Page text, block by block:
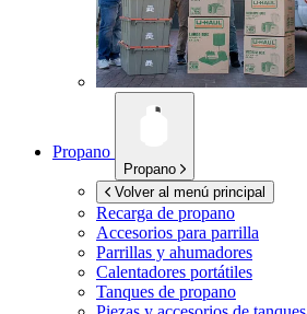
Propano
Propano
Volver al menú principal
Recarga de propano
Accesorios para parrilla
Parrillas y ahumadores
Calentadores portátiles
Tanques de propano